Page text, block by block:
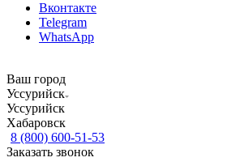
Вконтакте
Telegram
WhatsApp
Ваш город
Уссурийск
Уссурийск
Хабаровск
8 (800) 600-51-53
Заказать звонок